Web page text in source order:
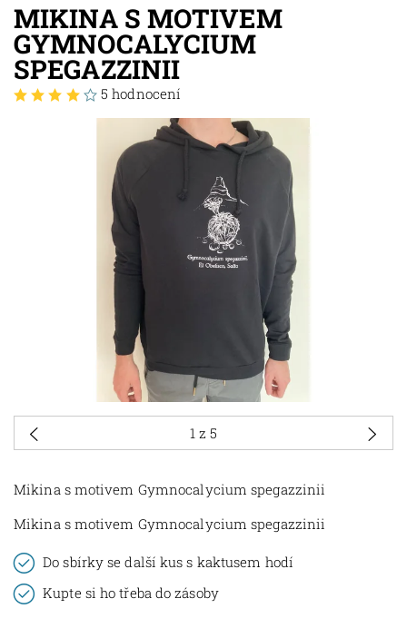
MIKINA S MOTIVEM
GYMNOCALYCIUM
SPEGAZZINII
5 hodnocení
Mikina s motivem Gymnocalycium spegazzinii
Mikina s motivem Gymnocalycium spegazzinii
Do sbírky se další kus s kaktusem hodí
Kupte si ho třeba do zásoby
1z 5